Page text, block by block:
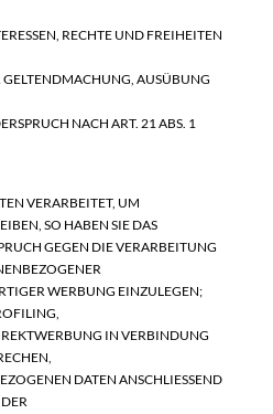
RECHTE UND FREIHEITEN
AUSÜBUNG
NACH ART. 21 ABS. 1
VERARBEITET, UM
SO HABEN SIE DAS
GEGEN DIE VERARBEITUNG
WERBUNG EINZULEGEN;
IN VERBINDUNG
DATEN ANSCHLIESSEND